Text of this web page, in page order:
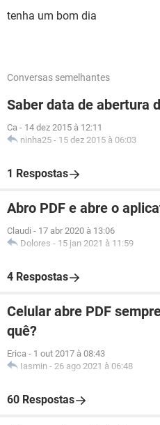
tenha um bom dia
Conversas semelhantes
Saber data de abertura
Ca - 14 dez 2015 à 12:11
ninha25 - 15 dez 2015 à 06:03
1 Respostas
Abro PDF e abre o
Claudi - 17 abr 2020 à 13:06
Dolores - 15 jan 2021 à 11:59
4 Respostas
Celular abre PDF
quê?
Erica - 1 out 2017 à 08:43
Iasmin - 26 ago 2021 à 06:48
60 Respostas